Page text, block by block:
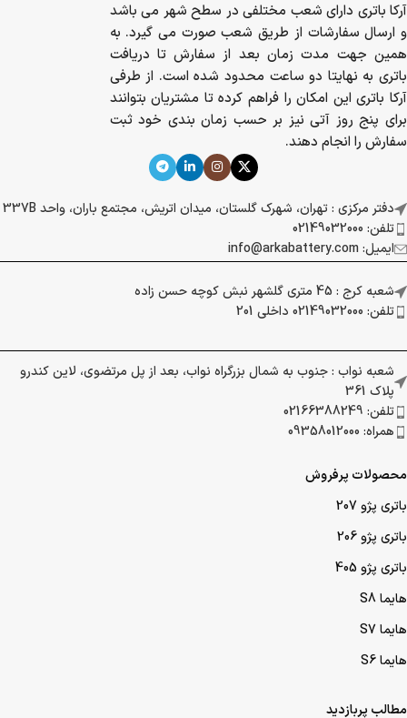
آرکا باتری دارای شعب مختلفی در سطح شهر می باشد
و ارسال سفارشات از طریق شعب صورت می گیرد. به
همین جهت مدت زمان بعد از سفارش تا دریافت
باتری به نهایتا دو ساعت محدود شده است. از طرفی
آرکا باتری این امکان را فراهم کرده تا مشتریان بتوانند
برای پنج روز آتی نیز بر حسب زمان بندی خود ثبت
سفارش را انجام دهند.
دفتر مرکزی : تهران، شهرک گلستان، میدان اتریش، مجتمع باران، واحد 337B
تلفن: 02149032000
ایمیل: info@arkabattery.com
شعبه کرج : 45 متری گلشهر نبش کوچه حسن زاده
تلفن: 02149032000 داخلی 201
شعبه نواب : جنوب به شمال بزرگراه نواب، بعد از پل مرتضوی، لاین کندرو
پلاک 361
تلفن: 02166388249
همراه: 09358012000
محصولات پرفروش
باتری پژو 207
باتری پژو 206
باتری پژو 405
هایما S8
هایما S7
هایما S6
مطالب پربازدید